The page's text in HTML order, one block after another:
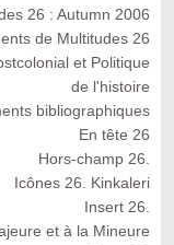
26 : Autumn 2006
de Multitudes 26
et Politique
de l'histoire
bibliographiques
En tête 26
Hors-champ 26.
Icônes 26. Kinkaleri
Insert 26.
et à la Mineure